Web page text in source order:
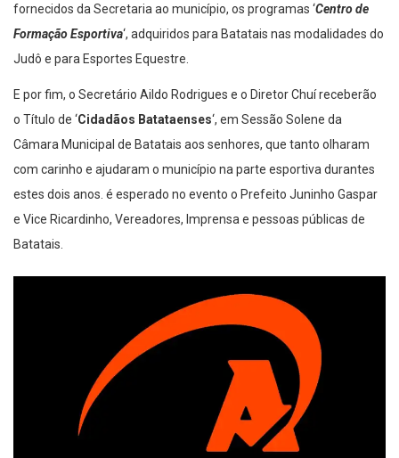
fornecidos da Secretaria ao município, os programas ‘ Centro de
Formação Esportiva‘, adquiridos para Batatais nas modalidades do
Judô e para Esportes Equestre.
E por fim, o Secretário Aildo Rodrigues e o Diretor Chuí receberão
o Título de ‘ Cidadãos Batataenses ‘, em Sessão Solene da
Câmara Municipal de Batatais aos senhores, que tanto olharam
com carinho e ajudaram o município na parte esportiva durantes
estes dois anos. é esperado no evento o Prefeito Juninho Gaspar
e Vice Ricardinho, Vereadores, Imprensa e pessoas públicas de
Batatais.